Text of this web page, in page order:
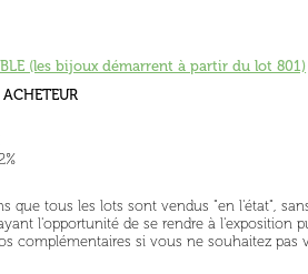
(les bijoux démarrent à partir du lot 801)
ACHETEUR
que tous les lots sont vendus "en l'état",
l'opportunité de se rendre à l'exposition
complémentaires si vous ne souhaitez pas